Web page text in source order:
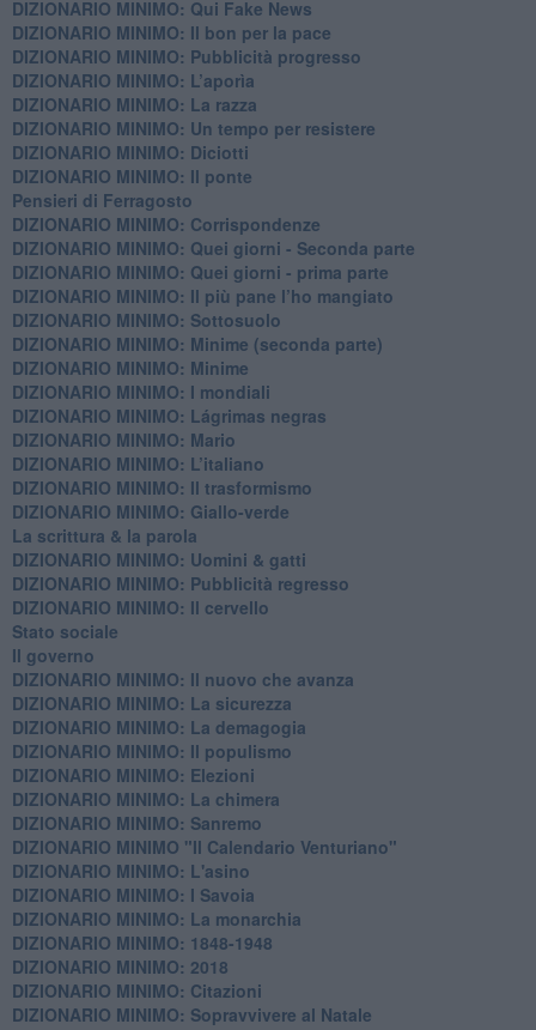
DIZIONARIO MINIMO: Qui Fake News
DIZIONARIO MINIMO: ​Il bon per la pace
DIZIONARIO MINIMO: Pubblicità progresso
DIZIONARIO MINIMO: L’aporìa
DIZIONARIO MINIMO: La razza
DIZIONARIO MINIMO: Un tempo per resistere
DIZIONARIO MINIMO: Diciotti
DIZIONARIO MINIMO: Il ponte
Pensieri di Ferragosto
DIZIONARIO MINIMO: Corrispondenze
DIZIONARIO MINIMO: Quei giorni - Seconda parte
DIZIONARIO MINIMO: Quei giorni - prima parte
DIZIONARIO MINIMO: Il più pane l’ho mangiato
DIZIONARIO MINIMO: Sottosuolo
DIZIONARIO MINIMO: Minime (seconda parte)
DIZIONARIO MINIMO: Minime
DIZIONARIO MINIMO: ​I mondiali
DIZIONARIO MINIMO: ​Lágrimas negras
DIZIONARIO MINIMO: Mario
DIZIONARIO MINIMO: L’italiano
DIZIONARIO MINIMO: Il trasformismo
DIZIONARIO MINIMO: Giallo-verde
La scrittura & la parola
​DIZIONARIO MINIMO: Uomini & gatti
DIZIONARIO MINIMO: ​Pubblicità regresso
DIZIONARIO MINIMO: Il cervello
Stato sociale
Il governo
DIZIONARIO MINIMO: Il nuovo che avanza
DIZIONARIO MINIMO: La sicurezza
DIZIONARIO MINIMO: La demagogia
DIZIONARIO MINIMO: Il populismo
DIZIONARIO MINIMO: Elezioni
DIZIONARIO MINIMO: La chimera
DIZIONARIO MINIMO: Sanremo
DIZIONARIO MINIMO "Il Calendario Venturiano"
DIZIONARIO MINIMO: L'asino
DIZIONARIO MINIMO: I Savoia
DIZIONARIO MINIMO: La monarchia
DIZIONARIO MINIMO: 1848-1948
DIZIONARIO MINIMO: 2018
DIZIONARIO MINIMO: Citazioni
DIZIONARIO MINIMO: ​Sopravvivere al Natale